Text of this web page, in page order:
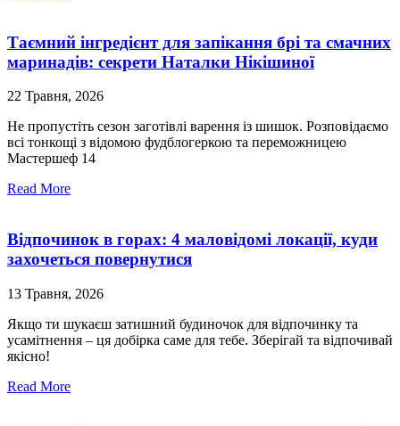
Таємний інгредієнт для запікання брі та смачних
маринадів: секрети Наталки Нікішиної
22 Травня, 2026
Не пропустіть сезон заготівлі варення із шишок. Розповідаємо
всі тонкощі з відомою фудблогеркою та переможницею
Мастершеф 14
Read More
Відпочинок в горах: 4 маловідомі локації, куди
захочеться повернутися
13 Травня, 2026
Якщо ти шукаєш затишний будиночок для відпочинку та
усамітнення – ця добірка саме для тебе. Зберігай та відпочивай
якісно!
Read More